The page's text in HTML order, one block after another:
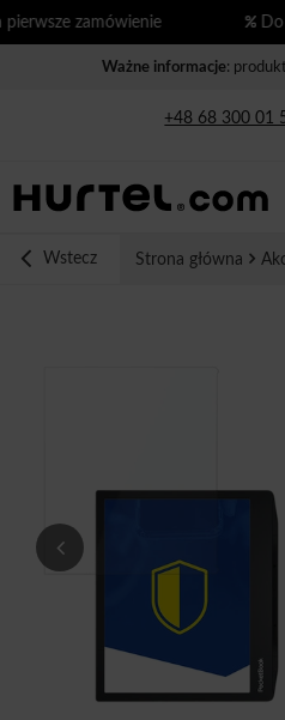
zamówienie Do -
Ważne informacje:
+48 68 300 01
Wstecz Strona główna